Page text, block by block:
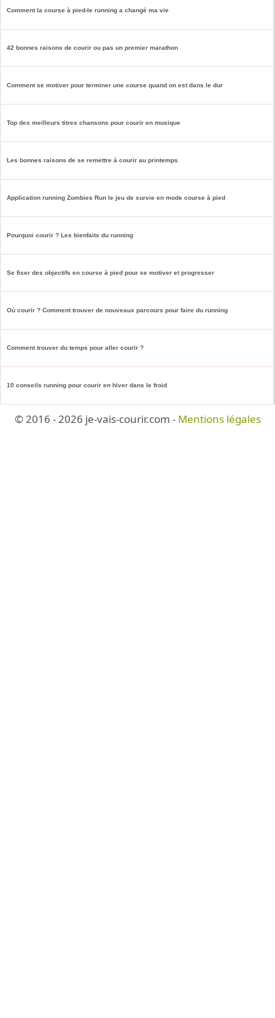
Comment la course à pied-le running a changé ma vie
42 bonnes raisons de courir ou pas un premier marathon
Comment se motiver pour terminer une course quand on est dans le dur
Top des meilleurs titres chansons pour courir en musique
Les bonnes raisons de se remettre à courir au printemps
Application running Zombies Run le jeu de survie en mode course à pied
Pourquoi courir ? Les bienfaits du running
Se fixer des objectifs en course à pied pour se motiver et progresser
Où courir ? Comment trouver de nouveaux parcours pour faire du running
Comment trouver du temps pour aller courir ?
10 conseils running pour courir en hiver dans le froid
© 2016 - 2026 je-vais-courir.com - Mentions légales